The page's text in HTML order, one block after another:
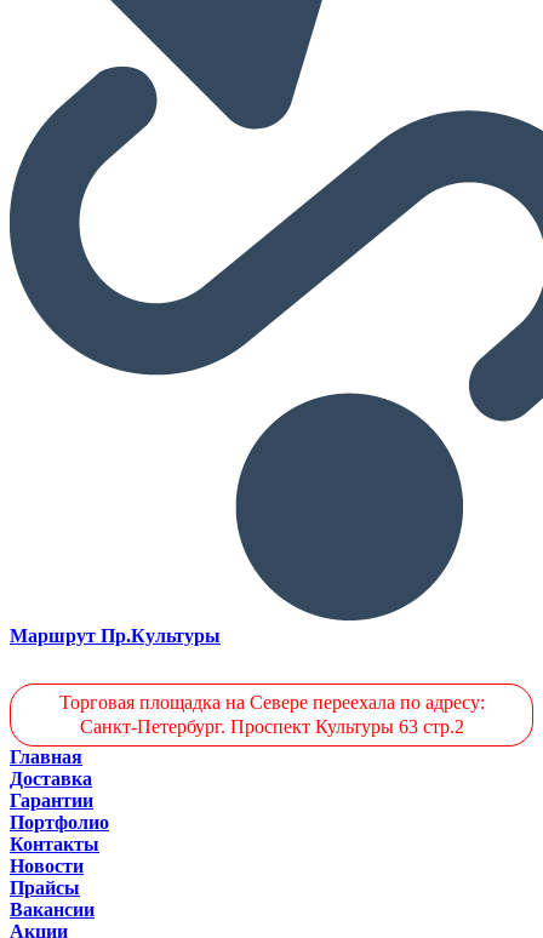
Маршрут Пр.Культуры
Торговая площадка на Севере переехала по адресу:
Санкт-Петербург. Проспект Культуры 63 стр.2
Главная
Доставка
Гарантии
Портфолио
Контакты
Новости
Прайсы
Вакансии
Акции